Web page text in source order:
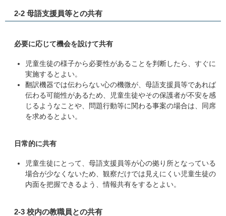
2-2 母語支援員等との共有
必要に応じて機会を設けて共有
児童生徒の様子から必要性があることを判断したら、すぐに
実施するとよい。
翻訳機器では伝わらない心の機微が、母語支援員等であれば
伝わる可能性があるため、児童生徒やその保護者が不安を感
じるようなことや、問題行動等に関わる事案の場合は、同席
を求めるとよい。
日常的に共有
児童生徒にとって、母語支援員等が心の拠り所となっている
場合が少なくないため、観察だけでは見えにくい児童生徒の
内面を把握できるよう、情報共有をするとよい。
2-3 校内の教職員との共有